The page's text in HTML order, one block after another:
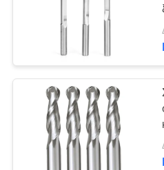
SITEMAP
ΠΟΛΙΤΙΚΉ
ΑΠΟΡΡΉΤΟΥ
Χωρισμός
αυλάκωση
ενθέτων